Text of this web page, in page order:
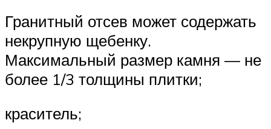
Гранитный отсев может содержать
некрупную щебенку.
Максимальный размер камня — не
более 1/3 толщины плитки;
краситель;